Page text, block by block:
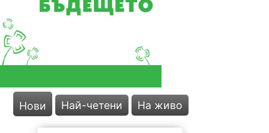
Нови Най-четени На живо